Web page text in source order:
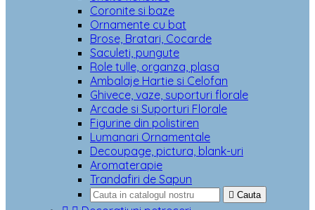
Coronite si baze
Ornamente cu bat
Brose, Bratari, Cocarde
Saculeti, pungute
Role tulle, organza, plasa
Ambalaje Hartie si Celofan
Ghivece, vaze, suporturi florale
Arcade si Suporturi Florale
Figurine din polistiren
Lumanari Ornamentale
Decoupage, pictura, blank-uri
Aromaterapie
Trandafiri de Sapun
 Cauta